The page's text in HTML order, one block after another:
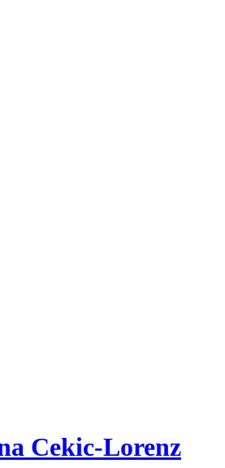
Cekic-Lorenz